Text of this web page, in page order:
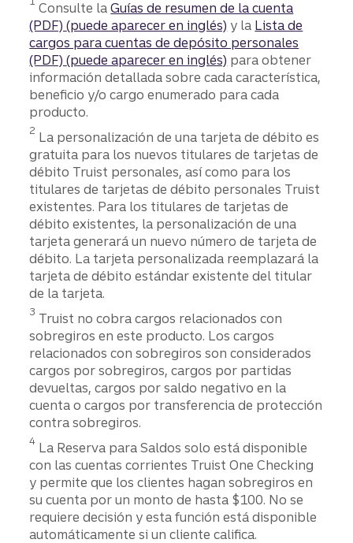
Consulte laGuías de resumen de la cuenta
(PDF)(puede aparecer en inglés) y la Lista de
cargos para cuentas de depósito personales
(PDF)(puede aparecer en inglés) para obtener
información detallada sobre cada característica,
beneficio y/o cargo enumerado para cada
producto.
Divulgación
2 La personalización de una tarjeta de débito es
gratuita para los nuevos titulares de tarjetas de
débito Truist personales, así como para los
titulares de tarjetas de débito personales Truist
existentes. Para los titulares de tarjetas de
débito existentes, la personalización de una
tarjeta generará un nuevo número de tarjeta de
débito. La tarjeta personalizada reemplazará la
tarjeta de débito estándar existente del titular
de la tarjeta.
Divulgación
3 Truist no cobra cargos relacionados con
sobregiros en este producto. Los cargos
relacionados con sobregiros son considerados
cargos por sobregiros, cargos por partidas
devueltas, cargos por saldo negativo en la
cuenta o cargos por transferencia de protección
contra sobregiros.
Divulgación
4 La Reserva para Saldos solo está disponible
con las cuentas corrientes Truist One Checking
y permite que los clientes hagan sobregiros en
su cuenta por un monto de hasta $100. No se
requiere decisión y esta función está disponible
automáticamente si un cliente califica.